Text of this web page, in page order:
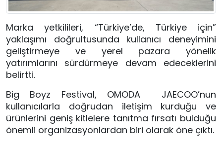
Marka yetkilileri, “Türkiye’de, Türkiye için”
yaklaşımı doğrultusunda kullanıcı deneyimini
geliştirmeye ve yerel pazara yönelik
yatırımlarını sürdürmeye devam edeceklerini
belirtti.
Big Boyz Festival, OMODA JAECOO’nun
kullanıcılarla doğrudan iletişim kurduğu ve
ürünlerini geniş kitlelere tanıtma fırsatı bulduğu
önemli organizasyonlardan biri olarak öne çıktı.